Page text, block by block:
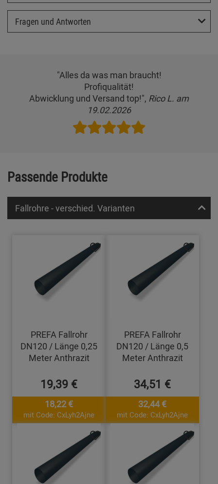
Fragen und Antworten
"Alles da was man braucht!
Profiqualität!
Abwicklung und Versand top!", Rico L. am
19.02.2026
Passende Produkte
Fallrohre - verschied. Varianten
PREFA Fallrohr
DN120 / Länge 0,25
Meter Anthrazit
19,39 €
18,22 €
mit Code: CxLyh2Ajne
PREFA Fallrohr
DN120 / Länge 0,5
Meter Anthrazit
34,51 €
32,44 €
mit Code: CxLyh2Ajne